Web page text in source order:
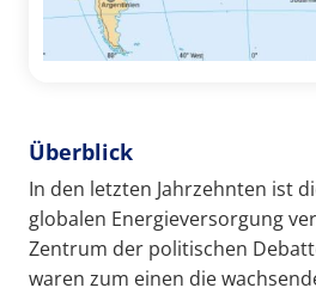
Überblick
In den letzten Jahrzehnten ist
globalen Energieversorgung
Zentrum der politischen
waren zum einen die